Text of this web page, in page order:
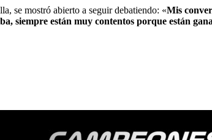
se mostró abierto a seguir debatiendo: «Mis
siempre están muy contentos porque están